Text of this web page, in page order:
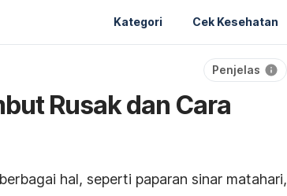
Kategori Cek Kesehatan
Penjelas
Rusak dan Cara
hal, seperti paparan sinar matahari,